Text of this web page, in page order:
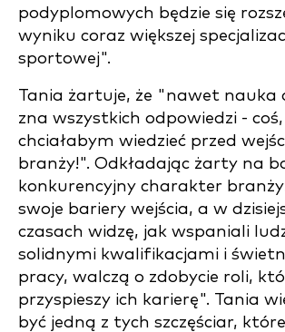
podyplomowych będzie się
wyniku coraz większej
sportowej".
Tania żartuje, że "nawet nauka
zna wszystkich odpowiedzi -
chciałabym wiedzieć przed
branży!". Odkładając żarty na
konkurencyjny charakter
swoje bariery wejścia, a w
czasach widzę, jak wspaniali
solidnymi kwalifikacjami i
pracy, walczą o zdobycie roli,
przyspieszy ich karierę". Tania
być jedną z tych szczęściar, które